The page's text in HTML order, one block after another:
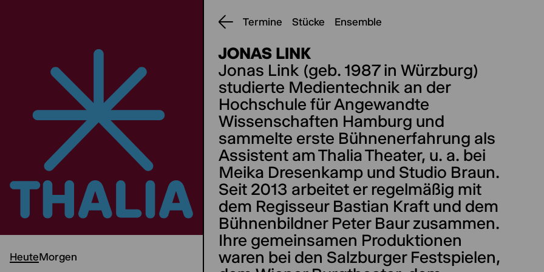
HeuteMorgen
Termine Stücke Ensemble
JONAS LINK
Jonas Link (geb. 1987 in Würzburg)
studierte Medientechnik an der
Hochschule für Angewandte
Wissenschaften Hamburg und
sammelte erste Bühnenerfahrung als
Assistent am Thalia Theater, u. a. bei
Meika Dresenkamp und Studio Braun.
Seit 2013 arbeitet er regelmäßig mit
dem Regisseur Bastian Kraft und dem
Bühnenbildner Peter Baur zusammen.
Ihre gemeinsamen Produktionen
waren bei den Salzburger Festspielen,